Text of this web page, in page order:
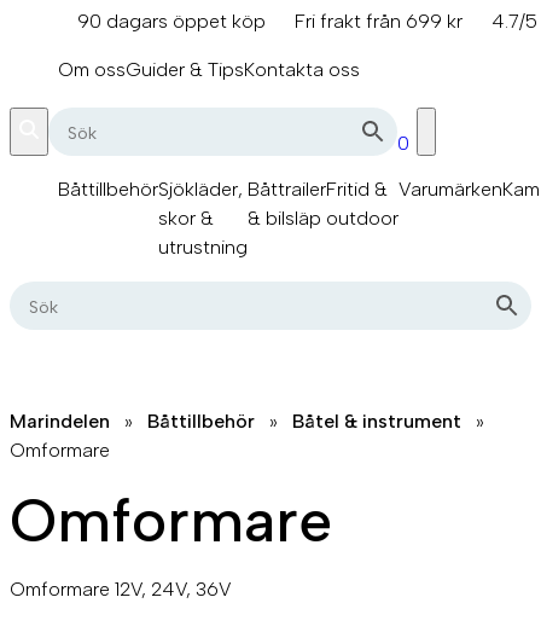
innehåll
90 dagars öppet köp Fri frakt från 699 kr
4.7/
Om ossGuider & TipsKontakta oss
0
BåttillbehörSjökläder,
skor &
utrustning
Båttrailer
& bilsläp
Fritid &
outdoor
Varumärken
Marindelen » Båttillbehör » Båtel & instrument
»
Omformare
Omformare
Omformare 12V, 24V, 36V